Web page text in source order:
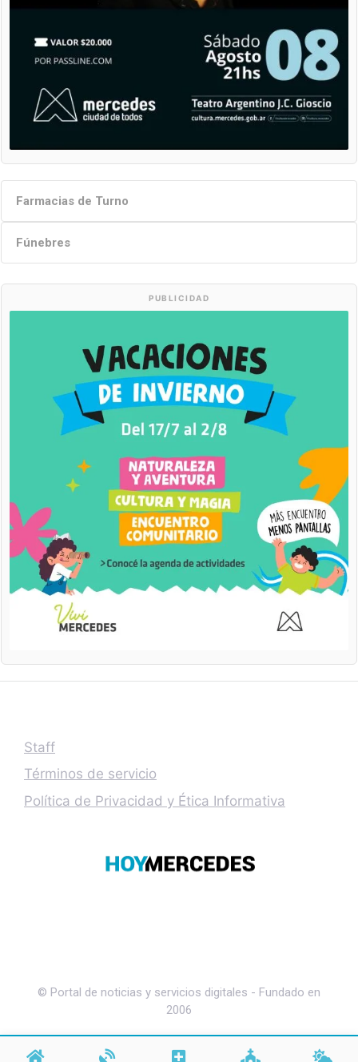
Farmacias de Turno
Fúnebres
PUBLICIDAD
Staff
Términos de servicio
Política de Privacidad y Ética Informativa
© Portal de noticias y servicios digitales - Fundado en
2006